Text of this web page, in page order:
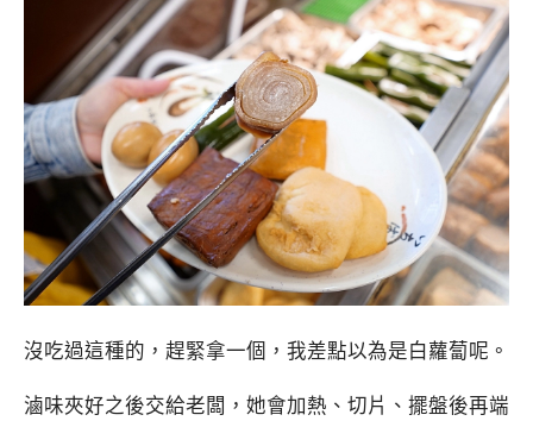
沒吃過這種的，趕緊拿一個，我差點以為是白蘿蔔呢。
滷味夾好之後交給老闆，她會加熱、切片、擺盤後再端